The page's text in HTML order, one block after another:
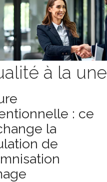
à la une
: ce
la
de